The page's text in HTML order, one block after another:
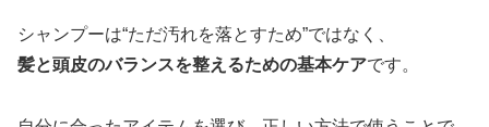
シャンプーは“ただ汚れを落とすため”ではなく、
髪と頭皮のバランスを整えるための基本ケアです。